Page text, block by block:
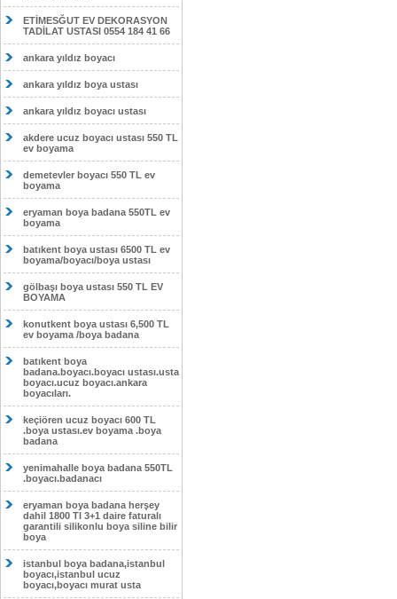
ETİMESĞUT EV DEKORASYON
TADİLAT USTASI 0554 184 41 66
ankara yıldız boyacı
ankara yıldız boya ustası
ankara yıldız boyacı ustası
akdere ucuz boyacı ustası 550 TL
ev boyama
demetevler boyacı 550 TL ev
boyama
eryaman boya badana 550TL ev
boyama
batıkent boya ustası 6500 TL ev
boyama/boyacı/boya ustası
gölbaşı boya ustası 550 TL EV
BOYAMA
konutkent boya ustası 6,500 TL
ev boyama /boya badana
batıkent boya
badana.boyacı.boyacı ustası.usta
boyacı.ucuz boyacı.ankara
boyacıları.
keçiören ucuz boyacı 600 TL
.boya ustası.ev boyama .boya
badana
yenimahalle boya badana 550TL
.boyacı.badanacı
eryaman boya badana herşey
dahil 1800 Tl 3+1 daire faturalı
garantili silikonlu boya siline bilir
boya
istanbul boya badana,istanbul
boyacı,istanbul ucuz
boyacı,boyacı murat usta